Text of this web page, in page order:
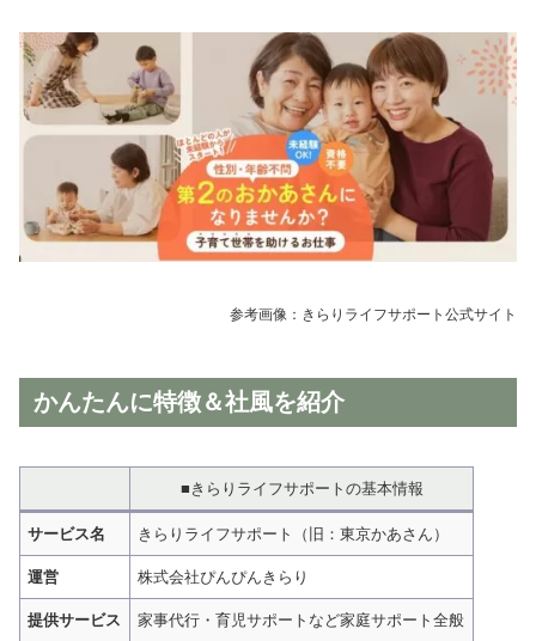
参考画像：きらりライフサポート公式サイト
かんたんに特徴＆社風を紹介
■きらりライフサポートの基本情報
サービス名 きらりライフサポート（旧：東京かあさん）
運営 株式会社ぴんぴんきらり
提供サービス 家事代行・育児サポートなど家庭サポート全般